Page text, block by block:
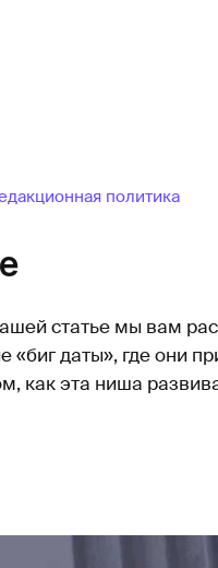
политика
статье мы вам
«биг даты», где они
как эта ниша